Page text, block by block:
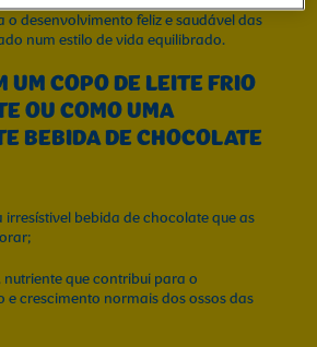
desenvolvimento feliz e saudável das
num estilo de vida equilibrado.
UM COPO DE LEITE FRIO
OU COMO UMA
BEBIDA DE CHOCOLATE
irresístivel bebida de chocolate que as
nutriente que contribui para o
e crescimento normais dos ossos das